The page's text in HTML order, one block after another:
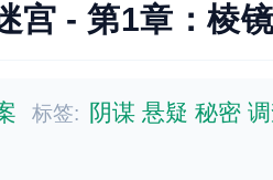
宫 - 第1章：棱
标签: 阴谋 悬疑 秘密